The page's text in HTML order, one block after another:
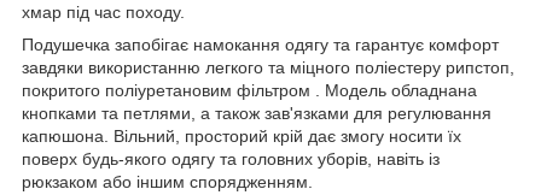
хмар під час походу.
Подушечка запобігає намокання одягу та гарантує комфорт
завдяки використанню легкого та міцного поліестеру рипстоп,
покритого поліуретановим фільтром . Модель обладнана
кнопками та петлями, а також зав'язками для регулювання
капюшона. Вільний, просторий крій дає змогу носити їх
поверх будь-якого одягу та головних уборів, навіть із
рюкзаком або іншим спорядженням.